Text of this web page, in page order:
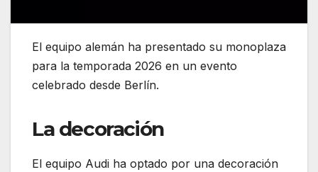
El equipo alemán ha presentado su monoplaza
para la temporada 2026 en un evento
celebrado desde Berlín.
La decoración
El equipo Audi ha optado por una decoración